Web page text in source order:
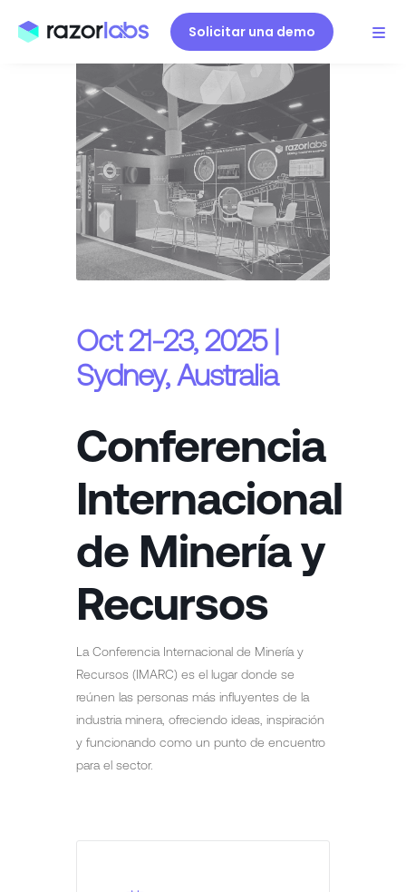
Solicitar una demo
Oct 21-23, 2025 |
Sydney, Australia
Conferencia
Internacional
de Minería y
Recursos
La Conferencia Internacional de Minería y
Recursos (IMARC) es el lugar donde se
reúnen las personas más influyentes de la
industria minera, ofreciendo ideas, inspiración
y funcionando como un punto de encuentro
para el sector.